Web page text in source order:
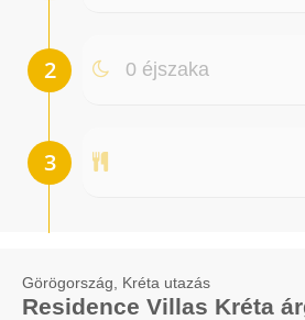
0 éjszaka
Görögország, Kréta utazás
Residence Villas Kréta